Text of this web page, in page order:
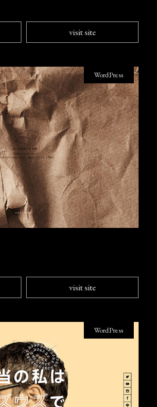
visit site
WordPress
visit site
WordPress